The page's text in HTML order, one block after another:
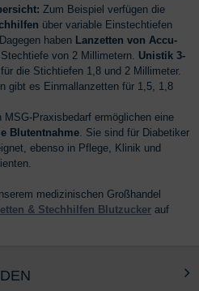
Zum Beispiel verfügen die
über variable Einstechtiefen
haben Lanzetten von Accu-
von 2 Millimetern. Unistik 3-
die Stichtiefen 1,8 und 2 Millimeter.
gibt es Einmallanzetten für 1,5, 1,8
Praxisbedarf ermöglichen eine
Blutentnahme . Sie sind für Diabetiker
ebenso in Pflege, Klinik und
medizinischen Großhandel
& Stechhilfen Blutzucker auf